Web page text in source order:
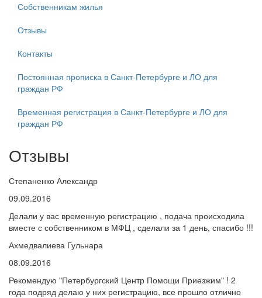
Собственникам жилья
Отзывы
Контакты
Постоянная прописка в Санкт-Петербурге и ЛО для
граждан РФ
Временная регистрация в Санкт-Петербурге и ЛО для
граждан РФ
Отзывы
Степаненко Александр
09.09.2016
Делали у вас временную регистрацию , подача происходила
вместе с собственником в МФЦ , сделали за 1 день, спасибо !!!
Ахмедвалиева Гульнара
08.09.2016
Рекомендую "Петербургский Центр Помощи Приезжим" ! 2
года подряд делаю у них регистрацию, все прошло отлично